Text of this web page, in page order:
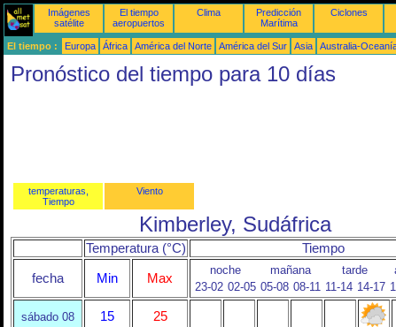
Imágenes
satélite
El tiempo
aeropuertos
Clima
Predicción
Marítima
Ciclones
El tiempo : Europa África América del Norte América del Sur Asia Australia-
Pronóstico del tiempo para 10 días
temperaturas,
Tiempo
Viento
Kimberley, Sudáfrica
Temperatura (°C) Tiempo
fecha Min Max
noche mañana tarde
23-02 02-05 05-08 08-11 11-14 14-17
sábado 08 15 25